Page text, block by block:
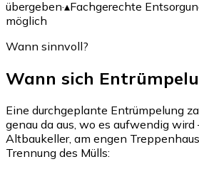
übergeben·▴Fachgerechte
möglich
Wann sinnvoll?
Wann sich
Eine durchgeplante Entrümpelung
genau da aus, wo es aufwendig wird
Altbaukeller, am engen
Trennung des Mülls: